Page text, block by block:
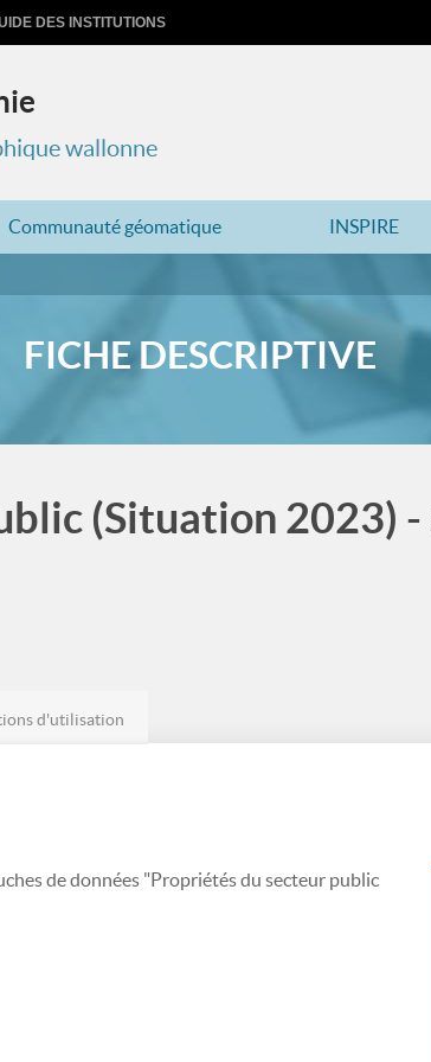
DES INSTITUTIONS
wallonne
Communauté géomatique INSPIRE
FICHE DESCRIPTIVE
(Situation 2023) -
d'utilisation
de données "Propriétés du secteur public